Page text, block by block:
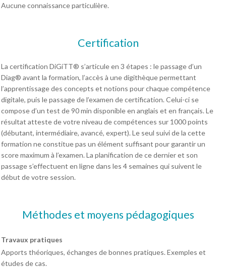
Aucune connaissance particulière.
Certification
La certification DiGiTT® s’articule en 3 étapes : le passage d’un
Diag® avant la formation, l’accès à une digithèque permettant
l’apprentissage des concepts et notions pour chaque compétence
digitale, puis le passage de l’examen de certification. Celui-ci se
compose d’un test de 90 min disponible en anglais et en français. Le
résultat atteste de votre niveau de compétences sur 1000 points
(débutant, intermédiaire, avancé, expert). Le seul suivi de la cette
formation ne constitue pas un élément suffisant pour garantir un
score maximum à l’examen. La planification de ce dernier et son
passage s’effectuent en ligne dans les 4 semaines qui suivent le
début de votre session.
Méthodes et moyens pédagogiques
Travaux pratiques
Apports théoriques, échanges de bonnes pratiques. Exemples et
études de cas.